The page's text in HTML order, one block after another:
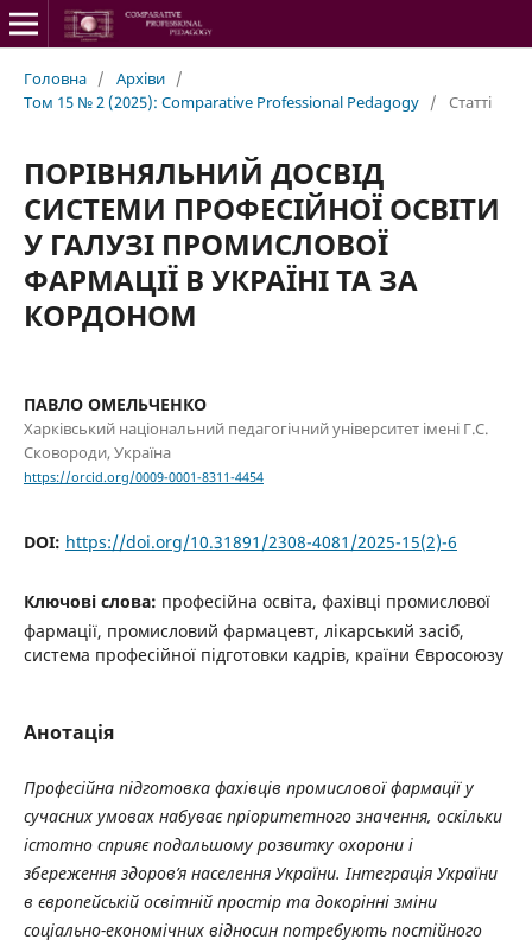
Головна / Архіви /
Том 15 № 2 (2025): Comparative Professional Pedagogy / Статті
ПОРІВНЯЛЬНИЙ ДОСВІД
СИСТЕМИ ПРОФЕСІЙНОЇ ОСВІТИ
У ГАЛУЗІ ПРОМИСЛОВОЇ
ФАРМАЦІЇ В УКРАЇНІ ТА ЗА
КОРДОНОМ
ПАВЛО ОМЕЛЬЧЕНКО
Харківський національний педагогічний університет імені Г.С.
Сковороди, Україна
https://orcid.org/0009-0001-8311-4454
DOI: https://doi.org/10.31891/2308-4081/2025-15(2)-6
Ключові слова: професійна освіта, фахівці промислової
фармації, промисловий фармацевт, лікарський засіб,
система професійної підготовки кадрів, країни Євросоюзу
Анотація
Професійна підготовка фахівців промислової фармації у
сучасних умовах набуває пріоритетного значення, оскільки
істотно сприяє подальшому розвитку охорони і
збереження здоров’я населення України. Інтеграція України
в європейській освітній простір та докорінні зміни
соціально-економічних відносин потребують постійного